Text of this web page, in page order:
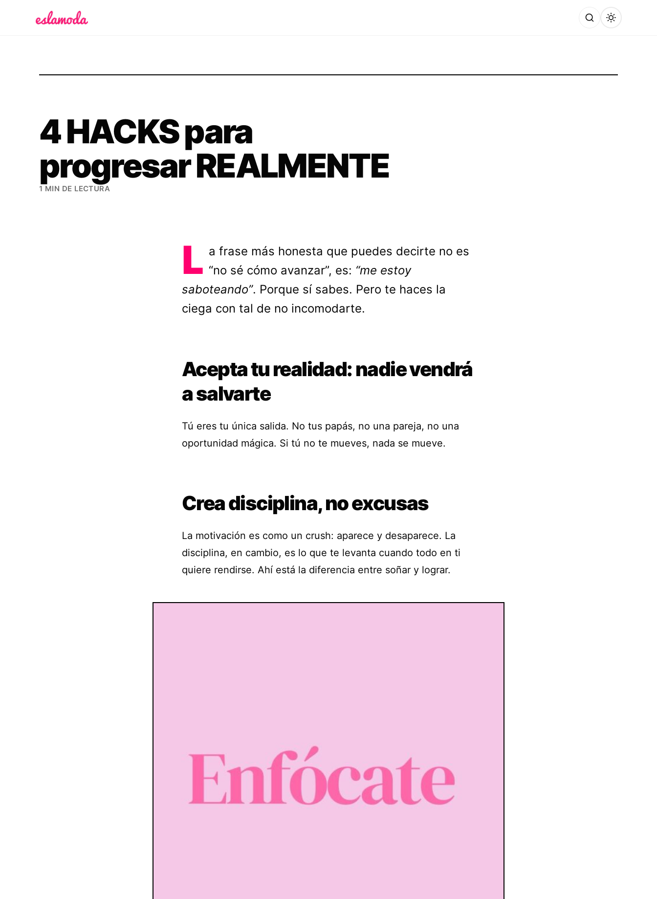
4 HACKS para
progresar REALMENTE
1 MIN DE LECTURA
L a frase más honesta que puedes decirte no es
“no sé cómo avanzar”, es: “me estoy
saboteando”. Porque sí sabes. Pero te haces la
ciega con tal de no incomodarte.
Acepta tu realidad: nadie vendrá
a salvarte
Tú eres tu única salida. No tus papás, no una pareja, no una
oportunidad mágica. Si tú no te mueves, nada se mueve.
Crea disciplina, no excusas
La motivación es como un crush: aparece y desaparece. La
disciplina, en cambio, es lo que te levanta cuando todo en ti
quiere rendirse. Ahí está la diferencia entre soñar y lograr.